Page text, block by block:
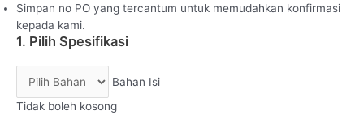
Simpan no PO yang tercantum untuk memudahkan konfirmasi
kepada kami.
1. Pilih Spesifikasi
Bahan Isi
Tidak boleh kosong